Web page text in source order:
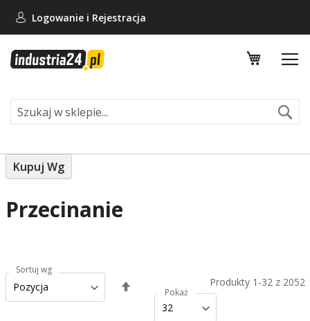
Logowanie i Rejestracja
Mój
Przecinanie
Produkty 1 -32z 2052
Sortuj wg
kierunek
malejący
Pokaż
Kupuj Wg